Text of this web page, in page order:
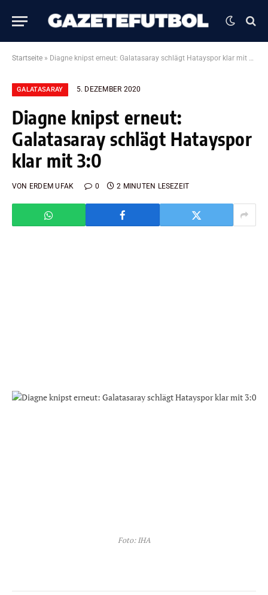
Startseite » Diagne knipst erneut: Galatasaray schlägt Hatayspor klar mit 3:0
GALATASARAY 5. DEZEMBER 2020
Diagne knipst erneut:
Galatasaray schlägt Hatayspor
klar mit 3:0
VON ERDEM UFAK 0 2 MINUTEN LESEZEIT
Foto: IHA